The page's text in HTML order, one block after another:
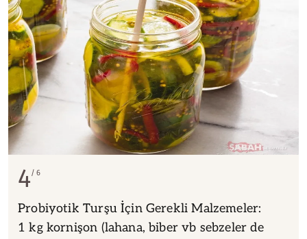
4 6
Probiyotik Turşu İçin Gerekli Malzemeler:
1 kg kornişon (lahana, biber vb sebzeler de